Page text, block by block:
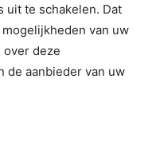
uit te schakelen. Dat
van uw
over deze
de aanbieder van uw